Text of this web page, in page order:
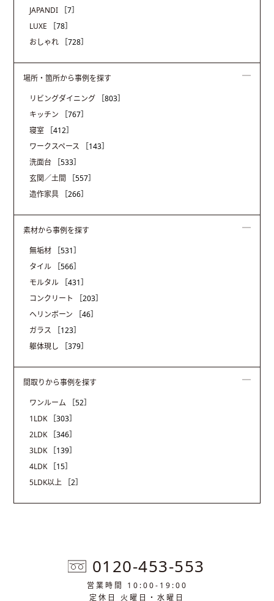
JAPANDI
［7］
LUXE
［78］
おしゃれ
［728］
場所・箇所から事例を探す
リビングダイニング
［803］
キッチン
［767］
寝室
［412］
ワークスペース
［143］
洗面台
［533］
玄関／土間
［557］
造作家具
［266］
素材から事例を探す
無垢材
［531］
タイル
［566］
モルタル
［431］
コンクリート
［203］
ヘリンボーン
［46］
ガラス
［123］
躯体現し
［379］
間取りから事例を探す
ワンルーム
［52］
1LDK
［303］
2LDK
［346］
3LDK
［139］
4LDK
［15］
5LDK以上
［2］
0120-453-553
営業時間 10:00-19:00
定休日 火曜日・水曜日